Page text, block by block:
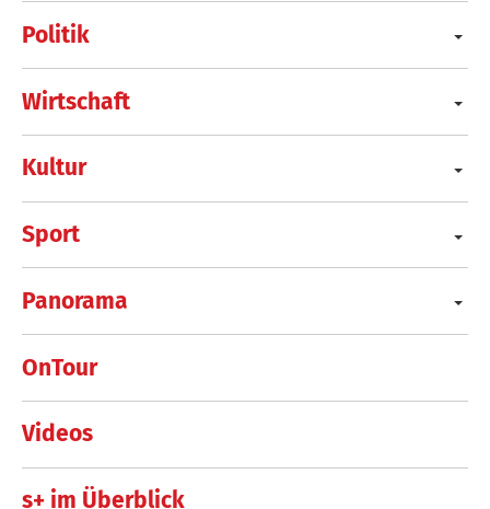
Politik
Wirtschaft
Kultur
Sport
Panorama
OnTour
Videos
s+ im Überblick